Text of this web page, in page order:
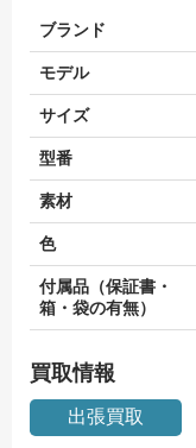
ブランド
モデル
サイズ
型番
素材
色
付属品（保証書・
箱・袋の有無）
買取情報
出張買取